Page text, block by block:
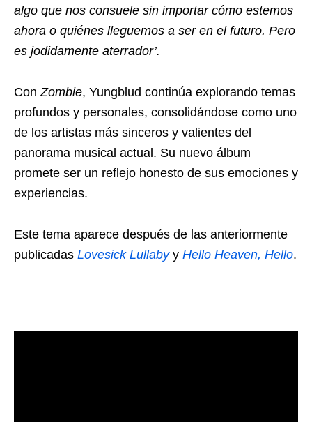
algo que nos consuele sin importar cómo estemos
ahora o quiénes lleguemos a ser en el futuro. Pero
es jodidamente aterrador’.
Con Zombie, Yungblud continúa explorando temas
profundos y personales, consolidándose como uno
de los artistas más sinceros y valientes del
panorama musical actual. Su nuevo álbum
promete ser un reflejo honesto de sus emociones y
experiencias.
Este tema aparece después de las anteriormente
publicadas Lovesick Lullabyy Hello Heaven, Hello.